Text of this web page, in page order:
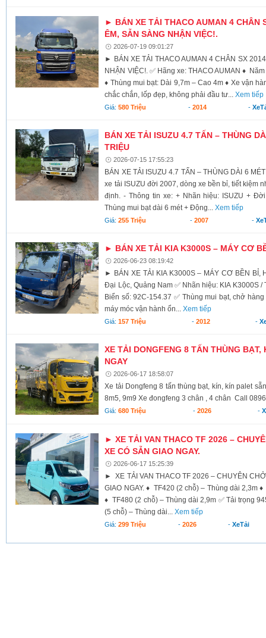
► BÁN XE TẢI THACO AUMAN 4 CHÂN
ÊM, SẴN SÀNG NHẬN VIỆC!.
2026-07-19 09:01:27
► BÁN XE TẢI THACO AUMAN 4 CHÂN SX
NHẬN VIỆC!. ✅ Hãng xe: THACO AUMAN ♦
♦ Thùng mui bạt: Dài 9,7m – Cao 4m ♦ Xe vận
chắc chắn, lốp đẹp, không phải đầu tư...Xem tiếp
Giá:580 Triệu - 2014 -
BÁN XE TẢI ISUZU 4.7 TẤN – THÙNG
TRIỆU
2026-07-15 17:55:23
BÁN XE TẢI ISUZU 4.7 TẤN – THÙNG DÀI 6
xe tải ISUZU đời 2007, dòng xe bền bỉ, tiết kiệm
định. - Thông tin xe: + Nhãn hiệu: ISUZU +
Thùng mui bạt dài 6 mét + Động...Xem tiếp
Giá:255 Triệu - 2007 -
► BÁN XE TẢI KIA K3000S – MÁY CƠ
2026-06-23 08:19:42
► BÁN XE TẢI KIA K3000S – MÁY CƠ BỀN
Đại Lộc, Quảng Nam ✅ Nhãn hiệu: KIA K3000S /
Biển số: 92C-154.37 ✅ Thùng mui bạt, chở
máy móc vận hành ổn...Xem tiếp
Giá:157 Triệu - 2012 -
XE TẢI DONGFENG 8 TẤN THÙNG
NGAY
2026-06-17 18:58:07
Xe tải Dongfeng 8 tấn thùng bạt, kín, kín palet
8m5, 9m9 Xe đongfeng 3 chân , 4 chân Call
Giá:680 Triệu - 2026 -
► XE TẢI VAN THACO TF 2026 –
XE CÓ SẴN GIAO NGAY.
2026-06-17 15:25:39
► XE TẢI VAN THACO TF 2026 – CHUYÊN
GIAO NGAY. ♦ TF420 (2 chỗ) – Thùng dài 2,3m
♦ TF480 (2 chỗ) – Thùng dài 2,9m ✅ Tải trọng
(5 chỗ) – Thùng dài...Xem tiếp
Giá:299 Triệu - 2026 - XeTải